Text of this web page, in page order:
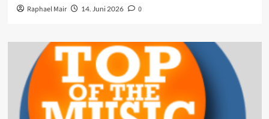
Raphael Mair 14. Juni 2026 0